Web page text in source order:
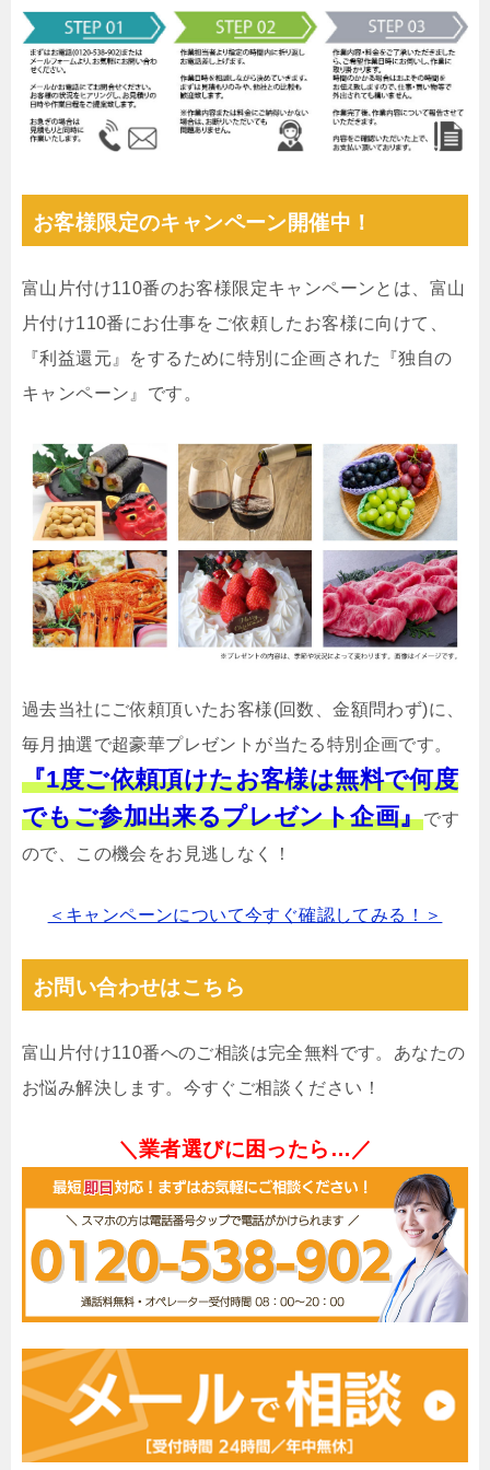
お客様限定のキャンペーン開催中！
富山片付け110番のお客様限定キャンペーンとは、富山
片付け110番にお仕事をご依頼したお客様に向けて、
『利益還元』をするために特別に企画された『独自の
キャンペーン』です。
過去当社にご依頼頂いたお客様(回数、金額問わず)に、
毎月抽選で超豪華プレゼントが当たる特別企画です。
『1度ご依頼頂けたお客様は無料で何度
でもご参加出来るプレゼント企画』です
ので、この機会をお見逃しなく！
＜キャンペーンについて今すぐ確認してみる！＞
お問い合わせはこちら
富山片付け110番へのご相談は完全無料です。あなたの
お悩み解決します。今すぐご相談ください！
＼業者選びに困ったら…／